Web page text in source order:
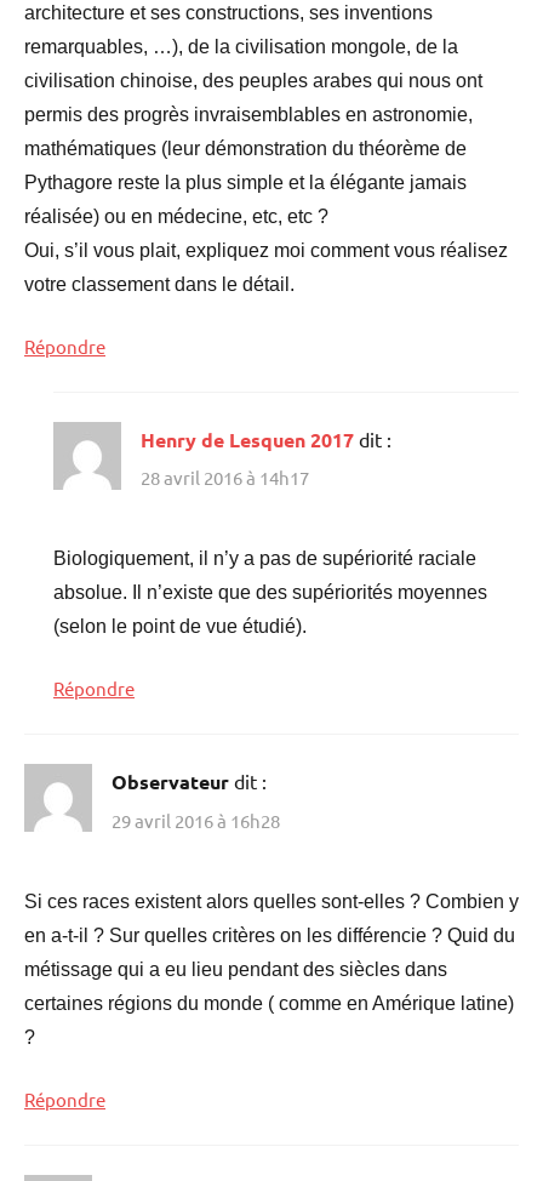
architecture et ses constructions, ses inventions
remarquables, …), de la civilisation mongole, de la
civilisation chinoise, des peuples arabes qui nous ont
permis des progrès invraisemblables en astronomie,
mathématiques (leur démonstration du théorème de
Pythagore reste la plus simple et la élégante jamais
réalisée) ou en médecine, etc, etc ?
Oui, s’il vous plait, expliquez moi comment vous réalisez
votre classement dans le détail.
Répondre
Henry de Lesquen 2017 dit :
28 avril 2016 à 14h17
Biologiquement, il n’y a pas de supériorité raciale
absolue. Il n’existe que des supériorités moyennes
(selon le point de vue étudié).
Répondre
Observateur dit :
29 avril 2016 à 16h28
Si ces races existent alors quelles sont-elles ? Combien y
en a-t-il ? Sur quelles critères on les différencie ? Quid du
métissage qui a eu lieu pendant des siècles dans
certaines régions du monde ( comme en Amérique latine)
?
Répondre